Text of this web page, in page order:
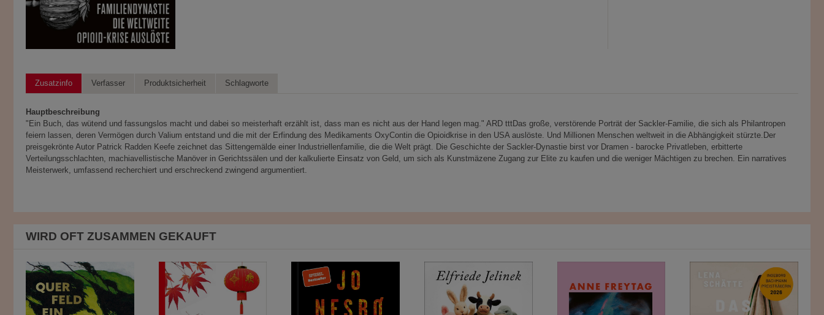
Zusatzinfo Verfasser Produktsicherheit Schlagworte
Hauptbeschreibung
"Ein Buch, das wütend und fassungslos macht und dabei so meisterhaft erzählt ist, dass man es nicht aus der Hand legen mag." ARD tttDas große, verstörende Porträt der Sackler-Familie, die sich als Philantropen
feiern lassen, deren Vermögen durch Valium entstand und die mit der Erfindung des Medikaments OxyContin die Opioidkrise in den USA auslöste. Und Millionen Menschen weltweit in die Abhängigkeit stürzte.Der
preisgekrönte Autor Patrick Radden Keefe zeichnet das Sittengemälde einer Industriellenfamilie, die die Welt prägt. Die Geschichte der Sackler-Dynastie birst vor Dramen - barocke Privatleben, erbitterte
Verteilungsschlachten, machiavellistische Manöver in Gerichtssälen und der kalkulierte Einsatz von Geld, um sich als Kunstmäzene Zugang zur Elite zu kaufen und die weniger Mächtigen zu brechen. Ein narratives
Meisterwerk, umfassend recherchiert und erschreckend zwingend argumentiert.
WIRD OFT ZUSAMMEN GEKAUFT